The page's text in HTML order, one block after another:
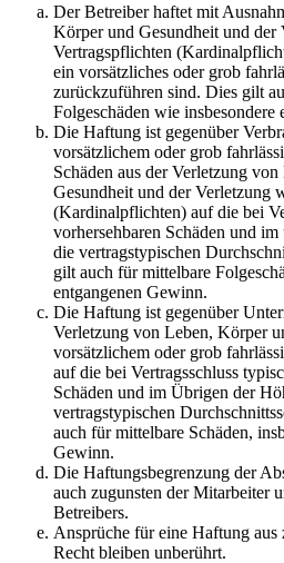
Der Betreiber haftet mit
Körper und Gesundheit und der
Vertragspflichten
ein vorsätzliches oder grob
zurückzuführen sind. Dies gilt
Folgeschäden wie insbesondere
Die Haftung ist gegenüber
vorsätzlichem oder grob
Schäden aus der Verletzung
Gesundheit und der Verletzung
(Kardinalpflichten) auf die bei
vorhersehbaren Schäden und
die vertragstypischen
gilt auch für mittelbare
entgangenen Gewinn.
Die Haftung ist gegenüber
Verletzung von Leben, Körper
vorsätzlichem oder grob
auf die bei Vertragsschluss
Schäden und im Übrigen der
vertragstypischen
auch für mittelbare Schäden,
Gewinn.
Die Haftungsbegrenzung der
auch zugunsten der Mitarbeiter
Betreibers.
Ansprüche für eine Haftung
Recht bleiben unberührt.